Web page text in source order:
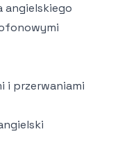
angielskiego
i przerwaniami